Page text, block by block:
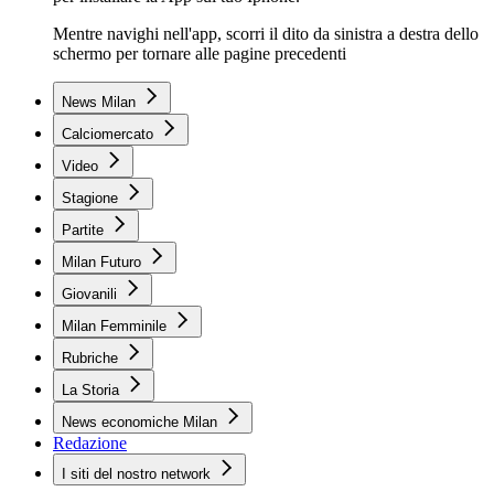
Mentre navighi nell'app, scorri il dito da sinistra a destra dello
schermo per tornare alle pagine precedenti
News Milan
Calciomercato
Video
Stagione
Partite
Milan Futuro
Giovanili
Milan Femminile
Rubriche
La Storia
News economiche Milan
Redazione
I siti del nostro network